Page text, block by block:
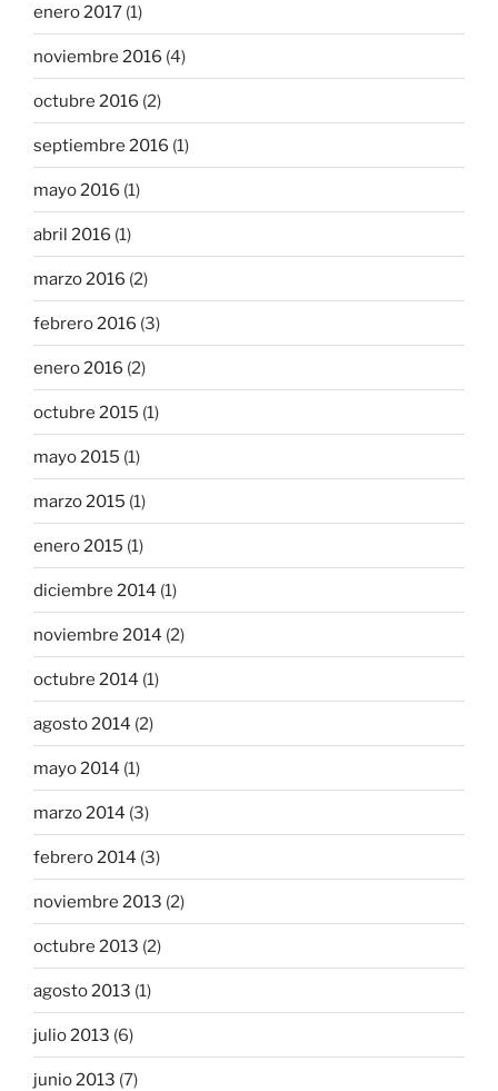
enero 2017 (1)
noviembre 2016 (4)
octubre 2016 (2)
septiembre 2016 (1)
mayo 2016 (1)
abril 2016 (1)
marzo 2016 (2)
febrero 2016 (3)
enero 2016 (2)
octubre 2015 (1)
mayo 2015 (1)
marzo 2015 (1)
enero 2015 (1)
diciembre 2014 (1)
noviembre 2014 (2)
octubre 2014 (1)
agosto 2014 (2)
mayo 2014 (1)
marzo 2014 (3)
febrero 2014 (3)
noviembre 2013 (2)
octubre 2013 (2)
agosto 2013 (1)
julio 2013 (6)
junio 2013 (7)